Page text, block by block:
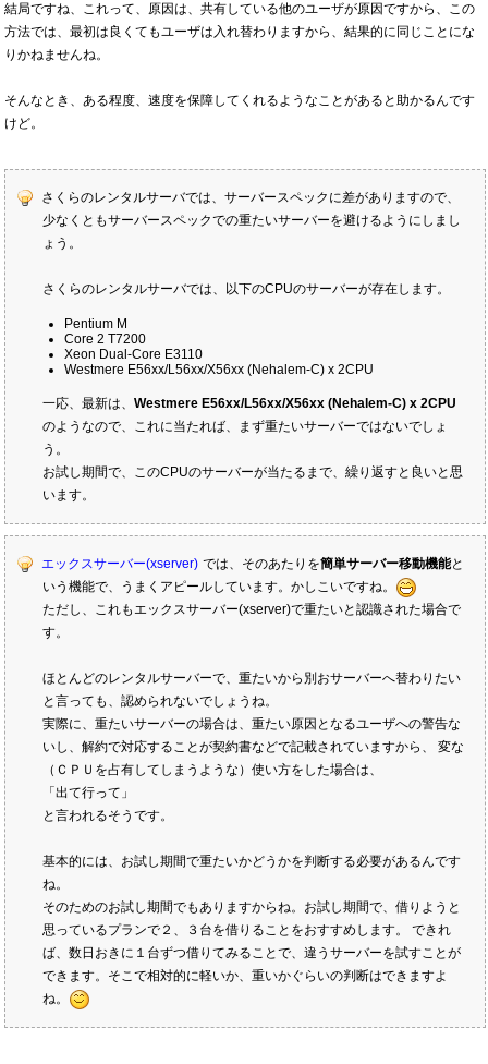
結局ですね、これって、原因は、共有している他のユーザが原因ですから、この
方法では、最初は良くてもユーザは入れ替わりますから、結果的に同じことにな
りかねませんね。
そんなとき、ある程度、速度を保障してくれるようなことがあると助かるんです
けど。
さくらのレンタルサーバでは、サーバースペックに差がありますので、
少なくともサーバースペックでの重たいサーバーを避けるようにしまし
ょう。
さくらのレンタルサーバでは、以下のCPUのサーバーが存在します。
Pentium M
Core 2 T7200
Xeon Dual-Core E3110
Westmere E56xx/L56xx/X56xx (Nehalem-C) x 2CPU
一応、最新は、 Westmere E56xx/L56xx/X56xx (Nehalem-C) x 2CPU
のようなので、これに当たれば、まず重たいサーバーではないでしょ
う。
お試し期間で、このCPUのサーバーが当たるまで、繰り返すと良いと思
います。
エックスサーバー(xserver) では、そのあたりを簡単サーバー移動機能と
いう機能で、うまくアピールしています。かしこいですね。
ただし、これもエックスサーバー(xserver)で重たいと認識された場合で
す。
ほとんどのレンタルサーバーで、重たいから別おサーバーへ替わりたい
と言っても、認められないでしょうね。
実際に、重たいサーバーの場合は、重たい原因となるユーザへの警告な
いし、解約で対応することが契約書などで記載されていますから、 変な
（ＣＰＵを占有してしまうような）使い方をした場合は、
「出て行って」
と言われるそうです。
基本的には、お試し期間で重たいかどうかを判断する必要があるんです
ね。
そのためのお試し期間でもありますからね。お試し期間で、借りようと
思っているプランで２、３台を借りることをおすすめします。 できれ
ば、数日おきに１台ずつ借りてみることで、違うサーバーを試すことが
できます。そこで相対的に軽いか、重いかぐらいの判断はできますよ
ね。